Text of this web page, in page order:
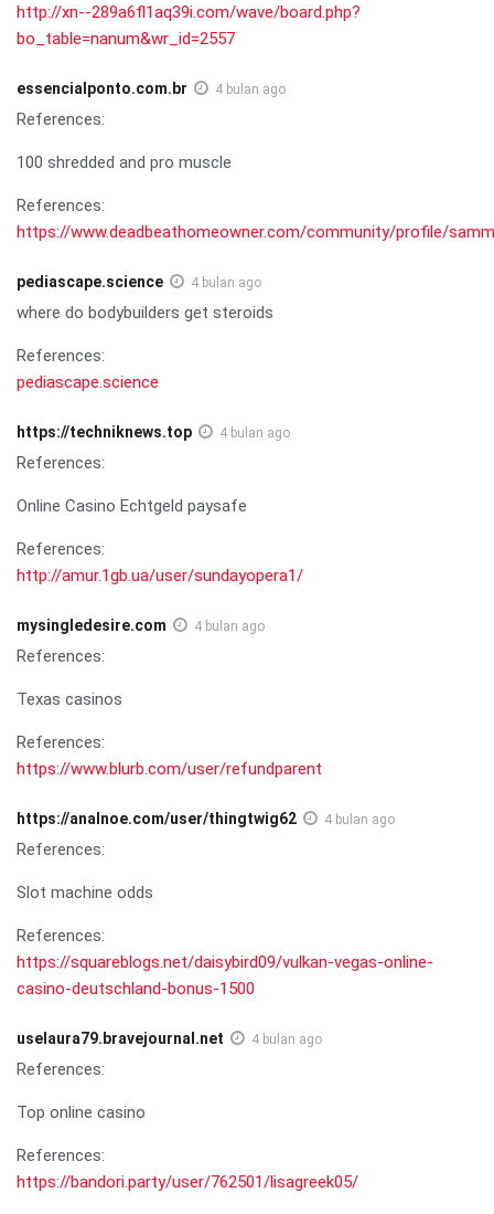
http://xn--289a6fl1aq39i.com/wave/board.php?
bo_table=nanum&wr_id=2557
essencialponto.com.br 4 bulan ago
References:
100 shredded and pro muscle
References:
https://www.deadbeathomeowner.com/community/profile/
pediascape.science 4 bulan ago
where do bodybuilders get steroids
References:
pediascape.science
https://techniknews.top 4 bulan ago
References:
Online Casino Echtgeld paysafe
References:
http://amur.1gb.ua/user/sundayopera1/
mysingledesire.com 4 bulan ago
References:
Texas casinos
References:
https://www.blurb.com/user/refundparent
https://analnoe.com/user/thingtwig62 4 bulan ago
References:
Slot machine odds
References:
https://squareblogs.net/daisybird09/vulkan-vegas-online-
casino-deutschland-bonus-1500
uselaura79.bravejournal.net 4 bulan ago
References:
Top online casino
References:
https://bandori.party/user/762501/lisagreek05/